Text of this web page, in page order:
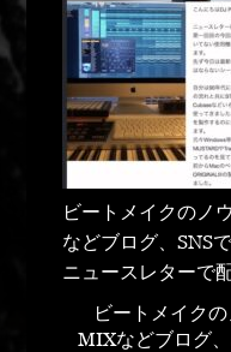
ビートメイクのノ
などブログ、SNS
ニュースレターで
ビートメイク
MIXなどブログ